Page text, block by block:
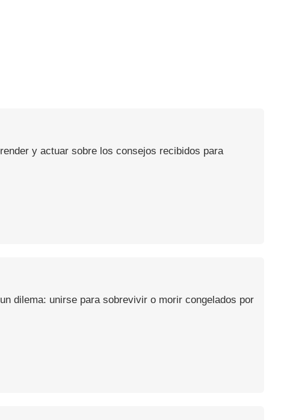
y actuar sobre los consejos recibidos para
dilema: unirse para sobrevivir o morir congelados por